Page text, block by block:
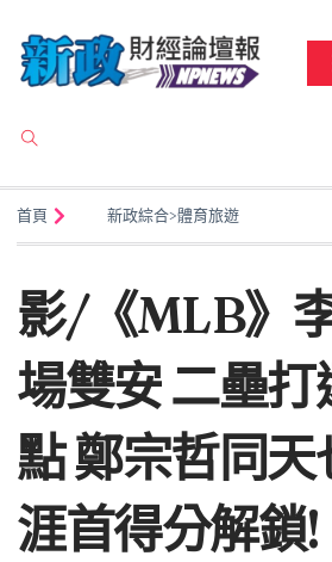
首頁 新政綜合>體育旅遊
影/《MLB》
場雙安 二壘
點 鄭宗哲同天
涯首得分解鎖!